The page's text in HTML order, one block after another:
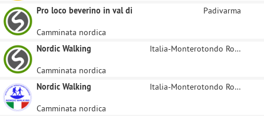
Pro loco beverino in val di
Padivarma
Camminata nordica
Nordic Walking
Italia-Monterotondo Roma
Camminata nordica
Nordic Walking
Italia-Monterotondo Roma
Camminata nordica